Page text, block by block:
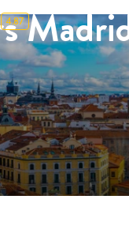
4.87